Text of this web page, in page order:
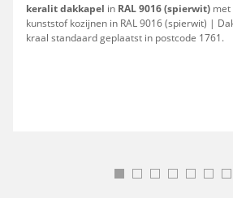
keralit dakkapel in RAL 9016 (spierwit) met
kunststof kozijnen in RAL 9016 (spierwit) |
kraal standaard geplaatst in postcode 1761.